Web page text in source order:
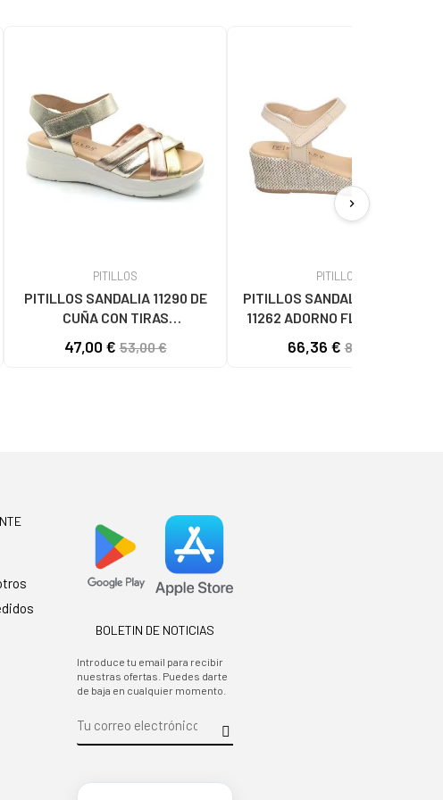
PITILLOS
PITILLOS SANDALIA 11290 DE
CUÑA CON TIRAS
DORADO
47,00 €53,00 €
PITILLOS
PITILLOS SANDALIAS DE CUÑA
11262 ADORNO FLORAL BEIGE
66,36 €81,24 €
chevron_right
BOLETIN DE NOTICIAS
Introduce tu email para recibir
nuestras ofertas. Puedes darte
de baja en cualquier momento.